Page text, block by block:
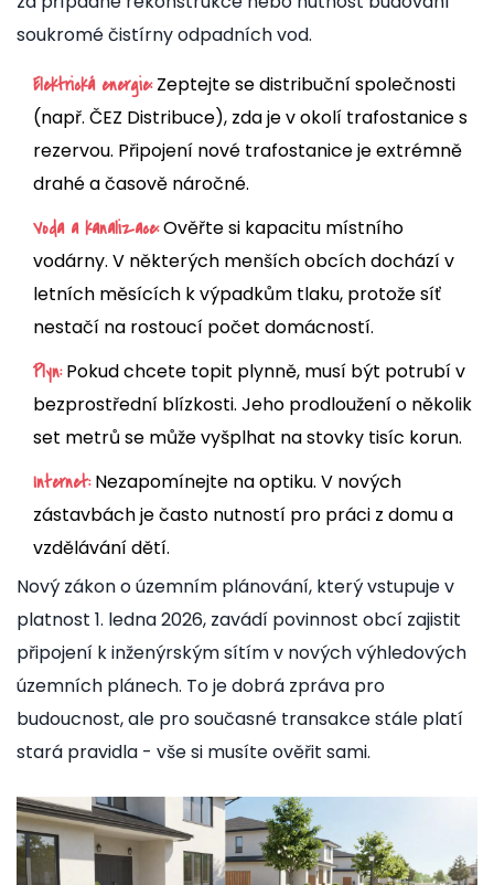
soukromé čistírny odpadních vod.
Elektrická energie:Zeptejte se distribuční společnosti
(např. ČEZ Distribuce), zda je v okolí trafostanice s
rezervou. Připojení nové trafostanice je extrémně
drahé a časově náročné.
Voda a kanalizace:Ověřte si kapacitu místního
vodárny. V některých menších obcích dochází v
letních měsících k výpadkům tlaku, protože síť
nestačí na rostoucí počet domácností.
Plyn:Pokud chcete topit plynně, musí být potrubí v
bezprostřední blízkosti. Jeho prodloužení o několik
set metrů se může vyšplhat na stovky tisíc korun.
Internet:Nezapomínejte na optiku. V nových
zástavbách je často nutností pro práci z domu a
vzdělávání dětí.
Nový zákon o územním plánování, který vstupuje v
platnost 1. ledna 2026, zavádí povinnost obcí zajistit
připojení k inženýrským sítím v nových výhledových
územních plánech. To je dobrá zpráva pro
budoucnost, ale pro současné transakce stále platí
stará pravidla - vše si musíte ověřit sami.